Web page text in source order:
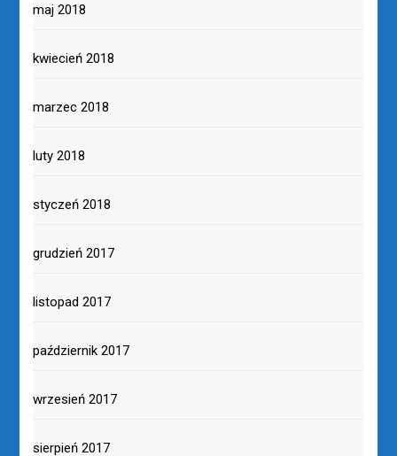
maj 2018
kwiecień 2018
marzec 2018
luty 2018
styczeń 2018
grudzień 2017
listopad 2017
październik 2017
wrzesień 2017
sierpień 2017